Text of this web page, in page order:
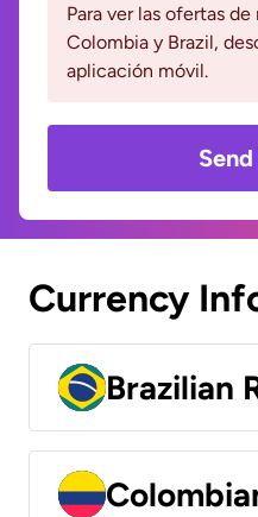
Para ver las ofertas
Colombia y Brazil,
aplicación móvil.
Currency
Brazilian